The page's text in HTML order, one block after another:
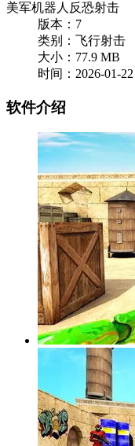
美军机器人反恐射击
版本：7
类别：飞行射击
大小：77.9 MB
时间：2026-01-22
软件介绍